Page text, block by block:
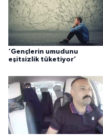
‘Gençlerin umudunu
eşitsizlik tüketiyor’